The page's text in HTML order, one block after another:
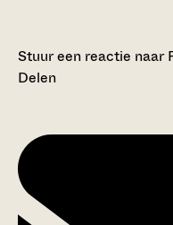
Stuur een reactie naar
Delen